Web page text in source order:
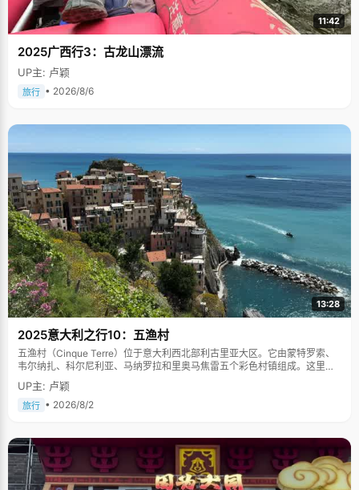
11:42
2025广西行3：古龙山漂流
UP主: 卢颖
旅行 • 2026/8/6
13:28
2025意大利之行10：五渔村
五渔村（Cinque Terre）位于意大利西北部利古里亚大区。它由蒙特罗索、
韦尔纳扎、科尔尼利亚、马纳罗拉和里奥马焦雷五个彩色村镇组成。这里依
山傍海，房屋色彩斑斓，1997年被列为世界文化遗产。
UP主: 卢颖
旅行 • 2026/8/2